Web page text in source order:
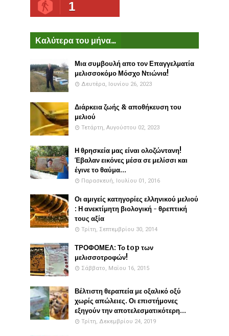
1
Καλύτερα του μήνα...
Μια συμβουλή απο τον Επαγγελματία
μελισσοκόμο Μόσχο Ντιώνια!
Δευτέρα, Ιουνίου 26, 2023
Διάρκεια ζωής & αποθήκευση του
μελιού
Τετάρτη, Αυγούστου 02, 2023
Η θρησκεία μας είναι ολοζώντανη!
Έβαλαν εικόνες μέσα σε μελίσσι και
έγινε το θαύμα...
Παρασκευή, Ιουλίου 01, 2016
Οι αμιγείς κατηγορίες ελληνικού μελιού
: Η ανεκτίμητη βιολογική - θρεπτική
τους αξία
Τρίτη, Σεπτεμβρίου 30, 2014
ΤΡΟΦΟΜΕΛ: Το top των
μελισσοτροφών!
Σάββατο, Μαΐου 16, 2015
Βέλτιστη θεραπεία με οξαλικό οξύ
χωρίς απώλειες. Οι επιστήμονες
εξηγούν την αποτελεσματικότερη...
Τρίτη, Δεκεμβρίου 24, 2019